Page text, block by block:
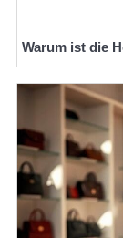
Warum ist die